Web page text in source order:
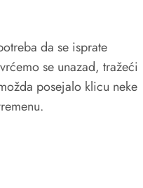
da se isprate
se unazad, tražeći
posejalo klicu neke